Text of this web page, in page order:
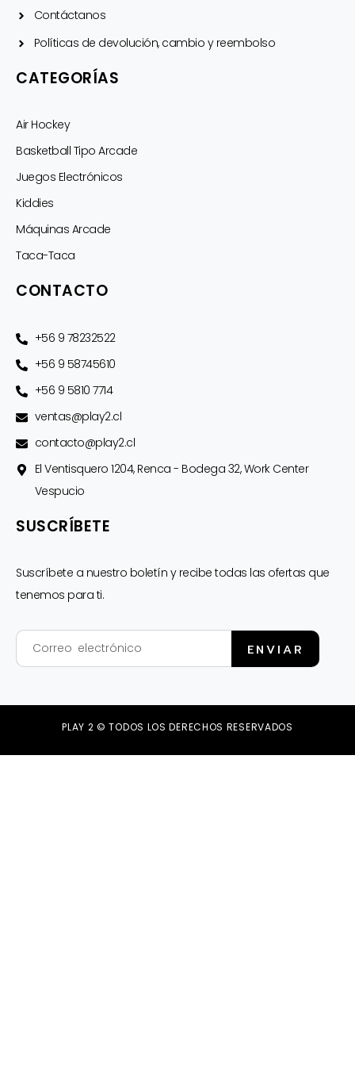
Contáctanos
Políticas de devolución, cambio y reembolso
CATEGORÍAS
Air Hockey
Basketball Tipo Arcade
Juegos Electrónicos
Kiddies
Máquinas Arcade
Taca-Taca
CONTACTO
+56 9 78232522
+56 9 58745610
+56 9 5810 7714
ventas@play2.cl
contacto@play2.cl
El Ventisquero 1204, Renca - Bodega 32, Work Center
Vespucio
SUSCRÍBETE
Suscríbete a nuestro boletín y recibe todas las ofertas que
tenemos para ti.
Correo
electrónico
ENVIAR
PLAY 2 © TODOS LOS DERECHOS RESERVADOS